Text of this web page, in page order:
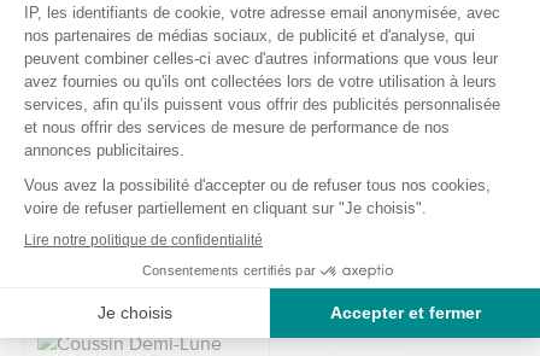
129,58 €
Dont éco-
participation 0,05 €
Confortmed